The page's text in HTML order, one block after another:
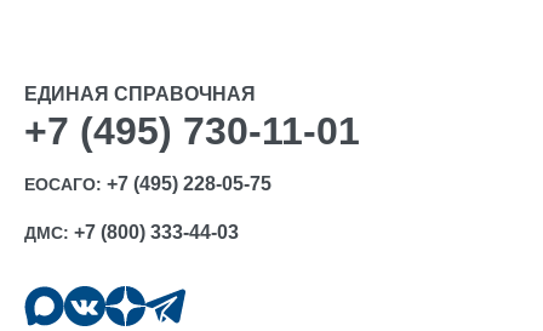
ЕДИНАЯ СПРАВОЧНАЯ
+7 (495) 730-11-01
ЕОСАГО: +7 (495) 228-05-75
ДМС: +7 (800) 333-44-03